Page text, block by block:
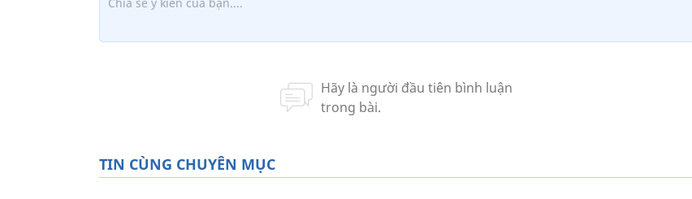
TIN CÙNG CHUYÊN MỤC